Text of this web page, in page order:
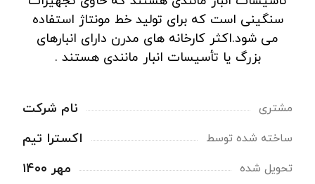
سنگینی است که برای تولید خط مونتاژ استفاده
می شود.اکثر کارخانه های مدرن دارای انبارهای
بزرگ یا تأسیسات انبار مانندی هستند .
مشتری نام شرکت
ساخته شده توسط اکسترا تیم
تحویل شده مهر ۱۴۰۰